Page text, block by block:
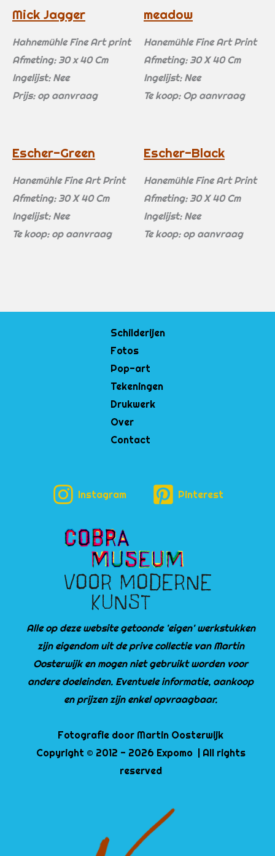
Mick Jagger
Hahnemühle Fine Art print
Afmeting: 30 x 40 Cm
Ingelijst: Nee
Prijs: op aanvraag
meadow
Hanemühle Fine Art Print
Afmeting: 30 X 40 Cm
Ingelijst: Nee
Te koop: Op aanvraag
Escher-Green
Hanemühle Fine Art Print
Afmeting: 30 X 40 Cm
Ingelijst: Nee
Te koop: op aanvraag
Escher-Black
Hanemühle Fine Art Print
Afmeting: 30 X 40 Cm
Ingelijst: Nee
Te koop: op aanvraag
Schilderijen
Fotos
Pop-art
Tekeningen
Drukwerk
Over
Contact
Instagram Pinterest
Alle op deze website getoonde 'eigen' werkstukken
zijn eigendom uit de prive collectie van Martin
Oosterwijk en mogen niet gebruikt worden voor
andere doeleinden. Eventuele informatie, aankoop
en prijzen zijn enkel opvraagbaar.
Fotografie door Martin Oosterwijk
Copyright © 2012 - 2026 Expomo | All rights
reserved